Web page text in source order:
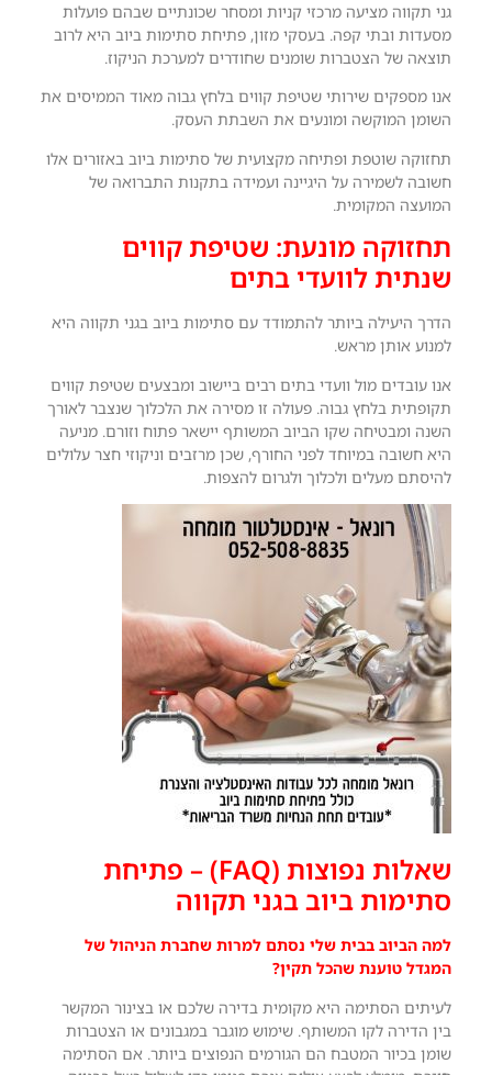
גני תקווה מציעה מרכזי קניות ומסחר שכונתיים שבהם פועלות
מסעדות ובתי קפה. בעסקי מזון, פתיחת סתימות ביוב היא לרוב
תוצאה של הצטברות שומנים שחודרים למערכת הניקוז.
אנו מספקים שירותי שטיפת קווים בלחץ גבוה מאוד הממיסים את
השומן המוקשה ומונעים את השבתת העסק.
תחזוקה שוטפת ופתיחה מקצועית של סתימות ביוב באזורים אלו
חשובה לשמירה על היגיינה ועמידה בתקנות התברואה של
המועצה המקומית.
תחזוקה מונעת: שטיפת קווים
שנתית לוועדי בתים
הדרך היעילה ביותר להתמודד עם סתימות ביוב בגני תקווה היא
למנוע אותן מראש.
אנו עובדים מול וועדי בתים רבים ביישוב ומבצעים שטיפת קווים
תקופתית בלחץ גבוה. פעולה זו מסירה את הלכלוך שנצבר לאורך
השנה ומבטיחה שקו הביוב המשותף יישאר פתוח וזורם. מניעה
היא חשובה במיוחד לפני החורף, שכן מרזבים וניקוזי חצר עלולים
להיסתם מעלים ולכלוך ולגרום להצפות.
שאלות נפוצות (FAQ) – פתיחת
סתימות ביוב בגני תקווה
למה הביוב בבית שלי נסתם למרות שחברת הניהול של
המגדל טוענת שהכל תקין?
לעיתים הסתימה היא מקומית בדירה שלכם או בצינור המקשר
בין הדירה לקו המשותף. שימוש מוגבר במגבונים או הצטברות
שומן בכיור המטבח הם הגורמים הנפוצים ביותר. אם הסתימה